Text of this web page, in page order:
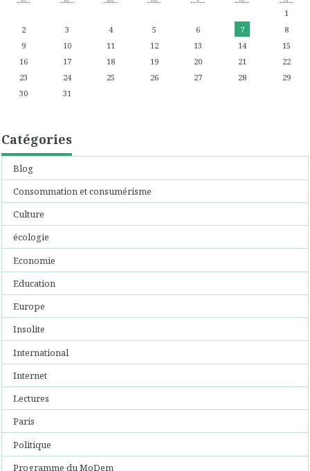
1
2
3 4 5 6 7
8
9
10 11 12 13 14
15
16
17 18 19 20 21
22
23
24 25 26 27 28
29
30
31
Catégories
Blog
Consommation et consumérisme
Culture
écologie
Economie
Education
Europe
Insolite
International
Internet
Lectures
Paris
Politique
Programme du MoDem